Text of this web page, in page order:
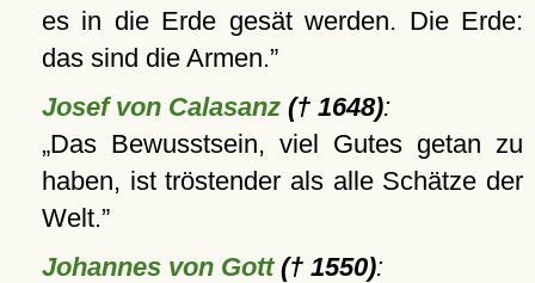
es in die Erde gesät werden. Die Erde:
das sind die Armen.
Josef von Calasanz(† 1648):
Das Bewusstsein, viel Gutes getan zu
haben, ist tröstender als alle Schätze der
Welt.
Johannes von Gott(† 1550):